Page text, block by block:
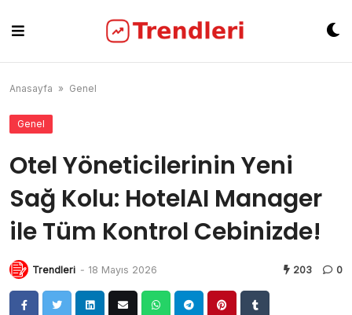
content
Anasayfa » Genel
Genel
Otel Yöneticilerinin Yeni
Sağ Kolu: HotelAI Manager
ile Tüm Kontrol Cebinizde!
Trendleri - 18 Mayıs 2026 203 0